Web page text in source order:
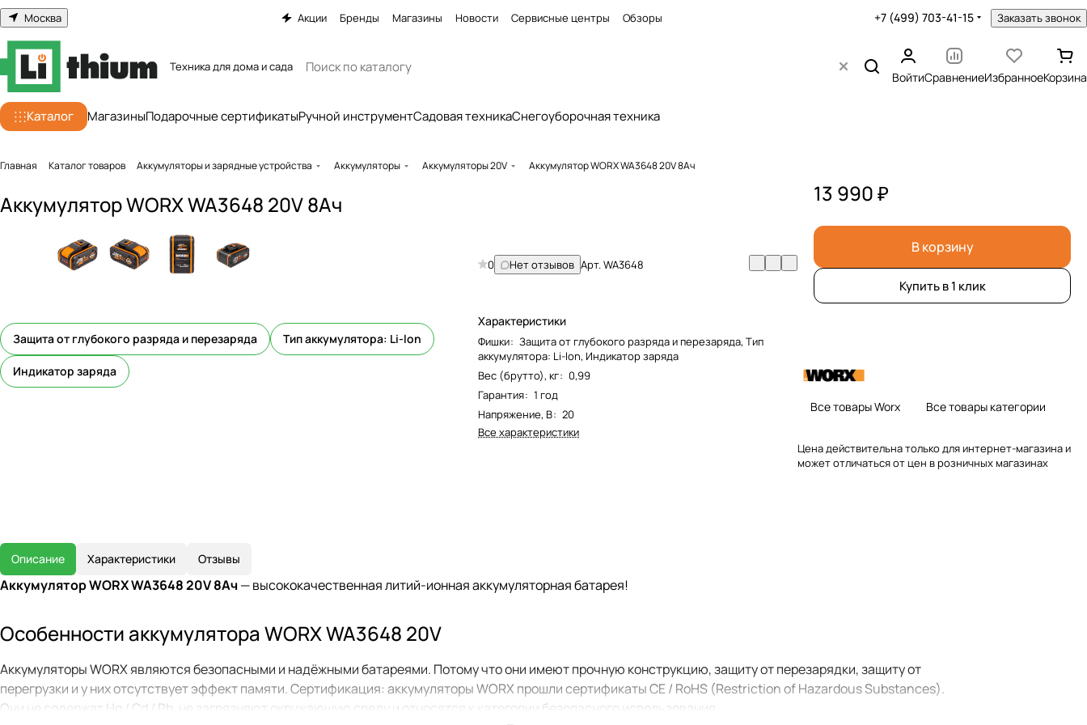
Москва Акции Бренды Магазины Новости Сервисные центры Обзоры +7 (499) 703-41-15 Заказать звонок
Техника для дома и сада
ВойтиСравнениеИзбранноеКорзина
Каталог МагазиныПодарочные сертификатыРучной инструментСадовая техникаСнегоуборочная техника
Главная Каталог товаров Аккумуляторы и зарядные устройства Аккумуляторы Аккумуляторы 20V Аккумулятор WORX WA3648 20V 8Ач
Аккумулятор WORX WA3648 20V 8Ач
Защита от глубокого разряда и перезаряда Тип аккумулятора: Li-lon
Индикатор заряда
0 Нет отзывов Арт.WA3648
Характеристики
Фишки: Защита от глубокого разряда и перезаряда, Тип
аккумулятора: Li-lon, Индикатор заряда
Вес (брутто), кг: 0,99
Гарантия: 1 год
Напряжение, В: 20
Все характеристики
13 990 ₽
В корзину
Купить в 1 клик
Все товары Worx Все товары категории
Цена действительна только для интернет-магазина и
может отличаться от цен в розничных магазинах
Описание Характеристики Отзывы
Аккумулятор WORX WA3648 20V 8Ач— высококачественная литий-ионная аккумуляторная батарея!
Особенности аккумулятора WORX WA3648 20V
Аккумуляторы WORX являются безопасными и надёжными батареями. Потому что они имеют прочную конструкцию, защиту от перезарядки, защиту от
перегрузки и у них отсутствует эффект памяти. Сертификация: аккумуляторы WORX прошли сертификаты CE / RoHS (Restriction of Hazardous Substances).
Они не содержат Hg / Cd / Pb, не загрязняют окружающую среду и относятся к категории безопасного использования.